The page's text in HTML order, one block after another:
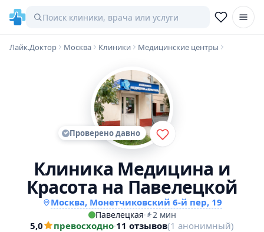
Лайк.Доктор Москва Клиники Медицинские центры
Проверено давно
Клиника Медицина и
Красота на Павелецкой
Москва, Монетчиковский 6-й пер, 19
Павелецкая· 2 мин
5,0 превосходно·11 отзывов(1 анонимный)